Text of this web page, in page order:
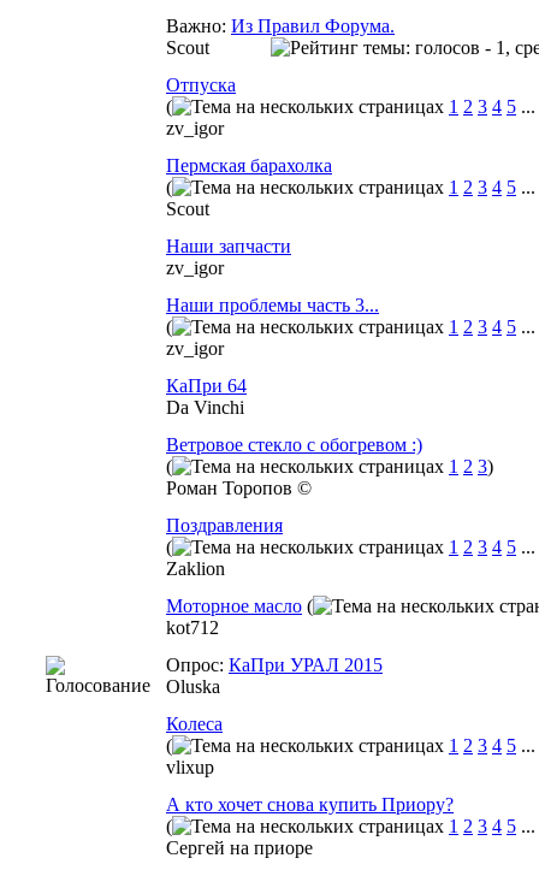
Важно: Из Правил Форума.
Scout
Отпуска
(
1 2 3 4 5 ...
zv_igor
Пермская барахолка
(
1 2 3 4 5 ...
Scout
Наши запчасти
zv_igor
Наши проблемы часть 3...
(
1 2 3 4 5 ...
zv_igor
КаПри 64
Da Vinchi
Ветровое стекло с обогревом :)
(
1 2 3)
Роман Торопов ©
Поздравления
(
1 2 3 4 5 ...
Zaklion
Моторное масло (
kot712
Опрос: КаПри УРАЛ 2015
Oluska
Колеса
(
1 2 3 4 5 ...
vlixup
А кто хочет снова купить Приору?
(
1 2 3 4 5 ...
Сергей на приоре